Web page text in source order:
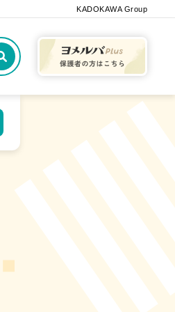
KADOKAWA Group
記事や本をキーワードから探す